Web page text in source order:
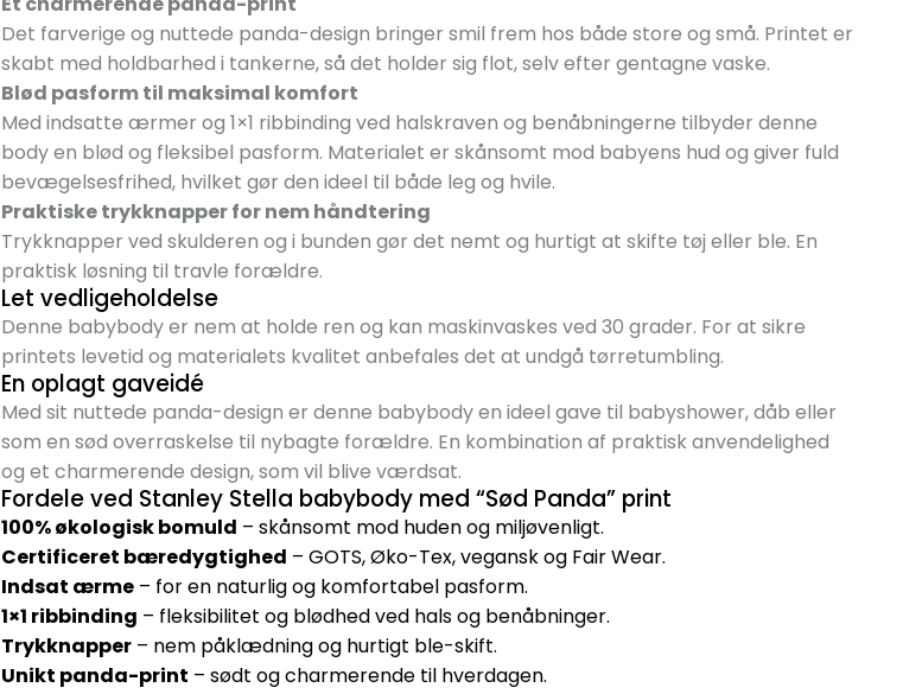
Det farverige og nuttede panda-design bringer smil frem hos både store og små. Printet er
skabt med holdbarhed i tankerne, så det holder sig flot, selv efter gentagne vaske.
Blød pasform til maksimal komfort
Med indsatte ærmer og 1×1 ribbinding ved halskraven og benåbningerne tilbyder denne
body en blød og fleksibel pasform. Materialet er skånsomt mod babyens hud og giver fuld
bevægelsesfrihed, hvilket gør den ideel til både leg og hvile.
Praktiske trykknapper for nem håndtering
Trykknapper ved skulderen og i bunden gør det nemt og hurtigt at skifte tøj eller ble. En
praktisk løsning til travle forældre.
Let vedligeholdelse
Denne babybody er nem at holde ren og kan maskinvaskes ved 30 grader. For at sikre
printets levetid og materialets kvalitet anbefales det at undgå tørretumbling.
En oplagt gaveidé
Med sit nuttede panda-design er denne babybody en ideel gave til babyshower, dåb eller
som en sød overraskelse til nybagte forældre. En kombination af praktisk anvendelighed
og et charmerende design, som vil blive værdsat.
Fordele ved Stanley Stella babybody med “Sød Panda” print
100% økologisk bomuld – skånsomt mod huden og miljøvenligt.
Certificeret bæredygtighed – GOTS, Øko-Tex, vegansk og Fair Wear.
Indsat ærme– for en naturlig og komfortabel pasform.
1×1 ribbinding – fleksibilitet og blødhed ved hals og benåbninger.
Trykknapper– nem påklædning og hurtigt ble-skift.
Unikt panda-print – sødt og charmerende til hverdagen.